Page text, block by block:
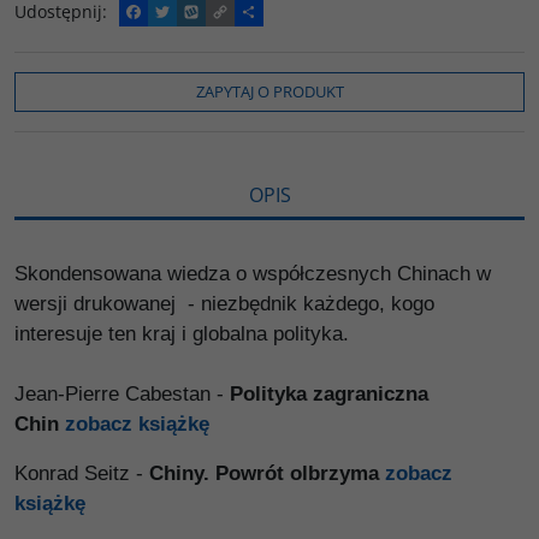
Udostępnij:
F
a
e
o
T
w
t
e
W
y
o
p
C
o
y
L
i
P
o
z
i
e
ę
ZAPYTAJ O PRODUKT
OPIS
Skondensowana wiedza o współczesnych Chinach w
wersji drukowanej - niezbędnik każdego, kogo
interesuje ten kraj i globalna polityka.
Jean-Pierre Cabestan - Polityka zagraniczna
Chin zobacz książkę
Konrad Seitz - Chiny. Powrót olbrzyma zobacz
książkę